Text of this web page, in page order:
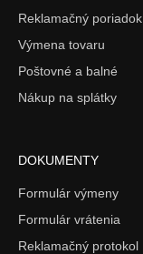
Reklamačný poriadok
Výmena tovaru
Poštovné a balné
Nákup na splátky
DOKUMENTY
Formulár výmeny
Formulár vrátenia
Reklamačný protokol